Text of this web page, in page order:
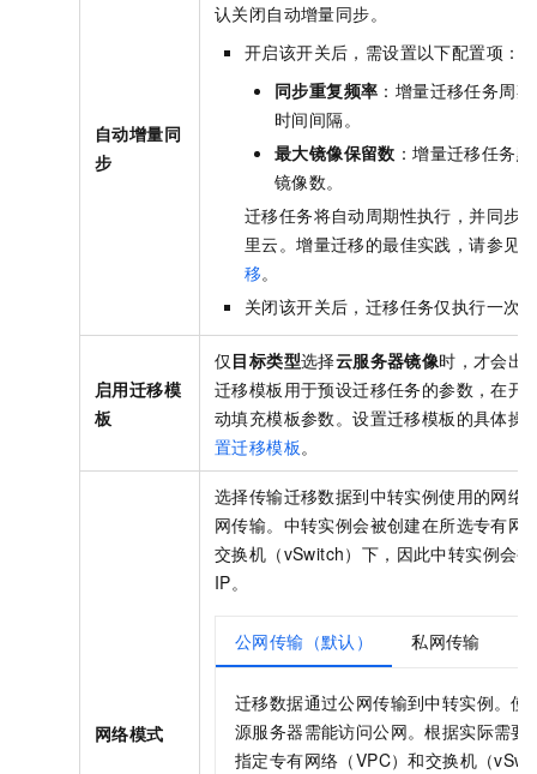
自动增量同
步
认关闭自动增量同步。
开启该开关后，需设置以下配置项：
同步重复频率 ：增量迁移任务周
时间间隔。
最大镜像保留数 ：增量迁移任务
镜像数。
迁移任务将自动周期性执行，并同步
里云。增量迁移的最佳实践，请参见
移。
关闭该开关后，迁移任务仅执行一次。
启用迁移模
板
仅 目标类型选择云服务器镜像时，才会出
迁移模板用于预设迁移任务的参数，在开
动填充模板参数。设置迁移模板的具体操
置迁移模板。
网络模式
选择传输迁移数据到中转实例使用的网络
网传输。中转实例会被创建在所选专有网
交换机（vSwitch）下，因此中转实例会
IP。
公网传输（默认） 私网传输
迁移数据通过公网传输到中转实例。使
源服务器需能访问公网。根据实际需要
指定专有网络（VPC）和交换机（